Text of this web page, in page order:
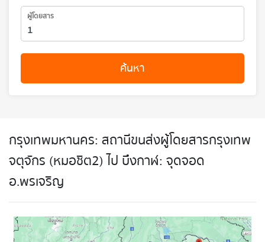
ผู้โดยสาร
ค้นหา
กรุงเทพมหานคร: สถานีขนส่งผู้โดยสารกรุงเทพ
จตุจักร (หมอชิต2) ไป บึงกาฬ: จุดจอด
อ.พรเจริญ